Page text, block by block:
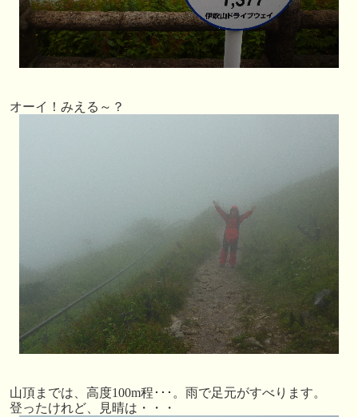
オーイ！みえる～？
山頂までは、高度100m程･･･。雨で足元がすべります。
登ったけれど、見晴は・・・